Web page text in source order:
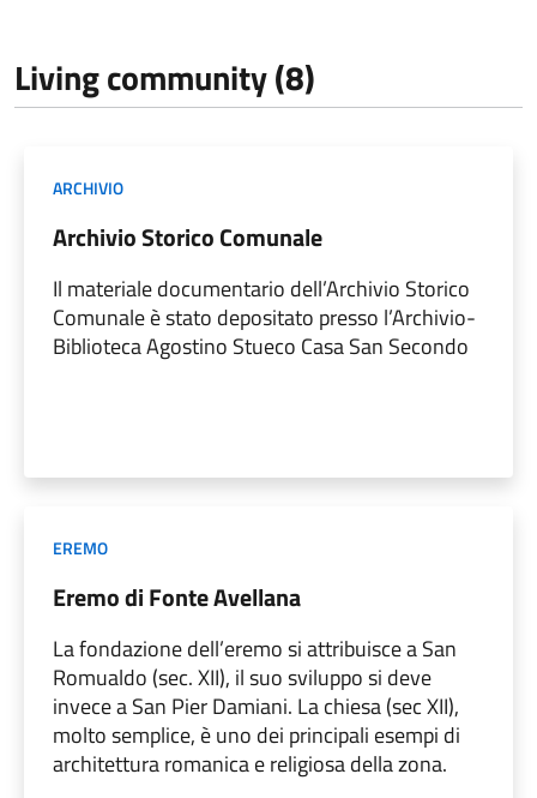
Living community (8)
ARCHIVIO
Archivio Storico Comunale
Il materiale documentario dell’Archivio Storico
Comunale è stato depositato presso l’Archivio-
Biblioteca Agostino Stueco Casa San Secondo
EREMO
Eremo di Fonte Avellana
La fondazione dell’eremo si attribuisce a San
Romualdo (sec. XII), il suo sviluppo si deve
invece a San Pier Damiani. La chiesa (sec XII),
molto semplice, è uno dei principali esempi di
architettura romanica e religiosa della zona.